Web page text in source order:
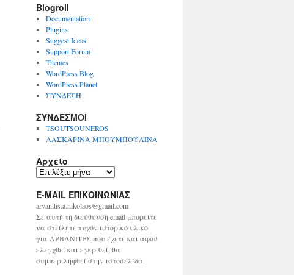
Blogroll
Documentation
Plugins
Suggest Ideas
Support Forum
Themes
WordPress Blog
WordPress Planet
ΣΥΝΔΕΣΗ
ΣΥΝΔΕΣΜΟΙ
TSOUTSOUNEROS
ΛΑΣΚΑΡΙΝΑ ΜΠΟΥΜΠΟΥΛΙΝΑ
Αρχείο
Α
χ
ε
ί
ο
E-MAIL ΕΠΙΚΟΙΝΩΝΙΑΣ
arvanitis.a.nikolaos@gmail.com
Σε αυτή τη διεύθυνση email μπορείτε
να στείλετε τυχόν ιστορικό υλικό
για ΑΡΒΑΝΙΤΕΣ που έχετε και αφού
ελεγχθεί και εγκριθεί, θα
συμπεριληφθεί στην ιστοσελίδα.